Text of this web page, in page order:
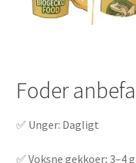
Foder
✅ Unger: Dagligt
✅ Voksne gekkoer: 3–4